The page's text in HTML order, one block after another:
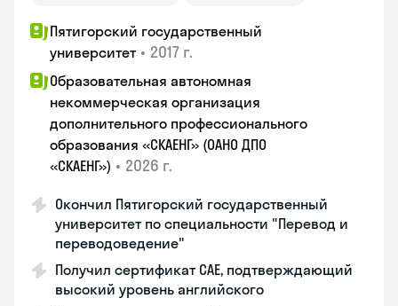
Пятигорский государственный
университет • 2017 г.
Образовательная автономная
некоммерческая организация
дополнительного профессионального
образования «СКАЕНГ» (ОАНО ДПО
«СКАЕНГ») • 2026 г.
Окончил Пятигорский государственный
университет по специальности "Перевод и
переводоведение"
Получил сертификат CAE, подтверждающий
высокий уровень английского